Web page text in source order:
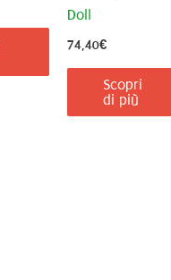
Doll
74,40€
Scopri
di più